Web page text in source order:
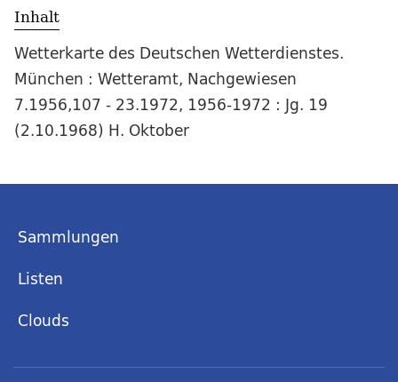
Inhalt
Wetterkarte des Deutschen Wetterdienstes.
München : Wetteramt, Nachgewiesen
7.1956,107 - 23.1972, 1956-1972 : Jg. 19
(2.10.1968) H. Oktober
Sammlungen
Listen
Clouds